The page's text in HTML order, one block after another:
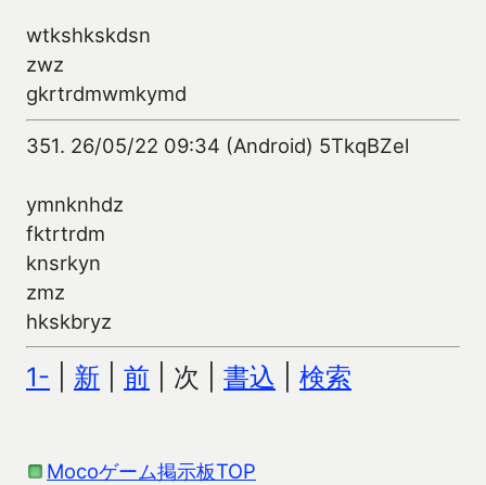
wtkshkskdsn
zwz
gkrtrdmwmkymd
351. 26/05/22 09:34 (Android) 5TkqBZel
ymnknhdz
fktrtrdm
knsrkyn
zmz
hkskbryz
1- 新 前 | 次 | 書込 検索
Mocoゲーム掲示板TOP